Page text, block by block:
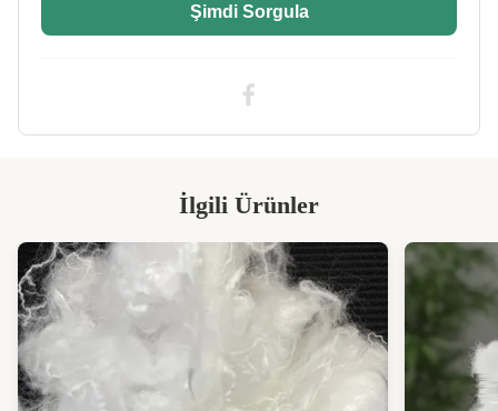
Şimdi Sorgula
İlgili Ürünler